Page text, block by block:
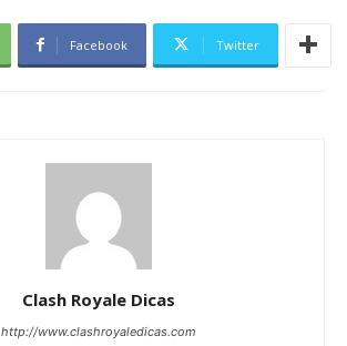
Facebook Twitter
Clash Royale Dicas
http://www.clashroyaledicas.com